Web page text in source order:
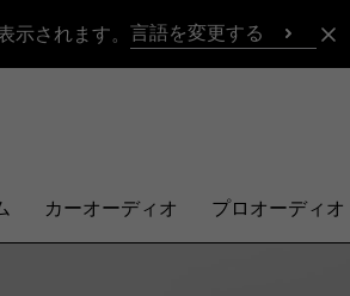
示されます。 言語を変更する
カーオーディオ プロオーディオ